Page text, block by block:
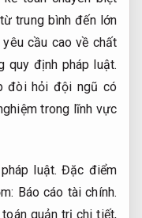
trung bình đến lớn
cầu cao về chất
quy định pháp luật.
đòi hỏi đội ngũ có
trong lĩnh vực
luật. Đặc điểm
Báo cáo tài chính.
quản trị chi tiết,